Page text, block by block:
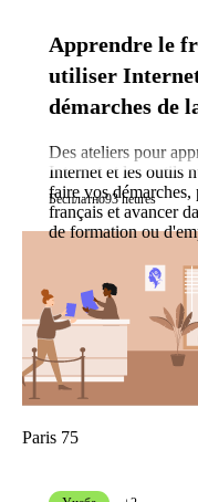
Apprendre le
utiliser
démarches de
Des ateliers pour
Internet et les outils
faire vos démarches,
français et avancer
de formation ou
Бесплатно93 heures
Paris 75